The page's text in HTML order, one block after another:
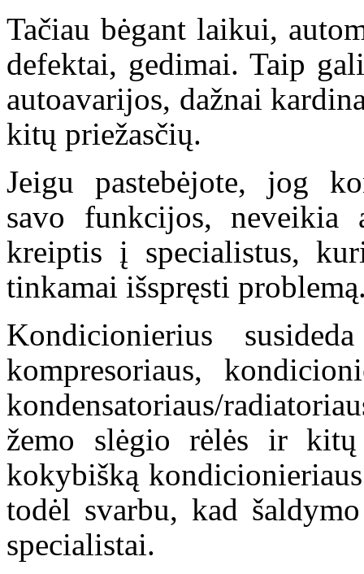
Tačiau bėgant laikui,
defektai, gedimai. Taip
autoavarijos, dažnai
kitų priežasčių.
Jeigu pastebėjote, jog
savo funkcijos, neveikia
kreiptis į specialistus,
tinkamai išspręsti
Kondicionierius
kompresoriaus,
kondensatoriaus/
žemo slėgio rėlės ir
kokybišką
todėl svarbu, kad
specialistai.